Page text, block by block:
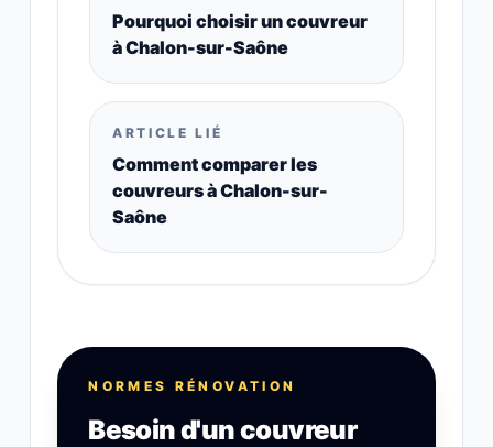
Pourquoi choisir un couvreur
à Chalon-sur-Saône
ARTICLE LIÉ
Comment comparer les
couvreurs à Chalon-sur-
Saône
NORMES RÉNOVATION
Besoin d'un couvreur